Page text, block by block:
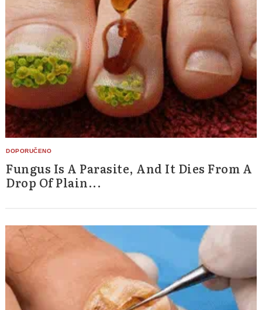
Fungus Is A Parasite, And It Dies From A
Drop Of Plain...